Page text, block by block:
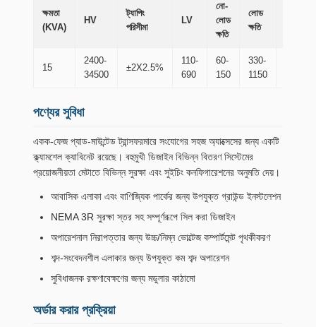
ক্ষমতা
(KVA)
HV
ট্যাপিং
পরিসীমা
LV
নো-
লোড
ক্ষতি
লোড
ক্ষতি
15
2400-
34500
±2X2.5%
110-
690
60-
150
330-
1150
পণ্যের সুবিধা
একক-ফেজ প্যাড-মাউন্টেড ট্রান্সফরমারে সংযোগের সহজ অ্যাক্সেসের জন্য একটি
ক্ল্যামশেল ক্যাবিনেট রয়েছে। বহুমুখী ডিজাইন বিভিন্ন বিতরণ সিস্টেমের
প্রয়োজনীয়তা মেটাতে বিভিন্ন সুরক্ষা এবং সুইচিং কনফিগারেশনের অনুমতি দেয়।
আবাসিক এলাকা এবং বাণিজ্যিক পার্কের জন্য উপযুক্ত গ্রাউন্ড ইনস্টলেশন
NEMA 3R সুরক্ষা স্তর সহ সম্পূর্ণরূপে সিল করা ডিজাইন
অপারেশনাল নিরাপত্তার জন্য উচ্চ/নিম্ন ভোল্টেজ কম্পার্টমেন্ট পৃথকীকরণ
শব্দ-সংবেদনশীল এলাকার জন্য উপযুক্ত কম শব্দ অপারেশন
সুবিধাজনক রক্ষণাবেক্ষণের জন্য মডুলার কাঠামো
অর্ডার করার প্রক্রিয়া